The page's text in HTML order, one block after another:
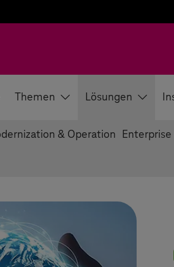
Themen Lösungen
& Operation